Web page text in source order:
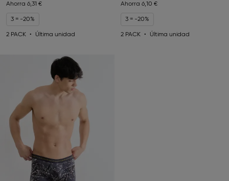
Ahorra 6,31 €
3 = -20%
2 PACK Última unidad
Ahorra 6,10 €
3 = -20%
2 PACK Última unidad